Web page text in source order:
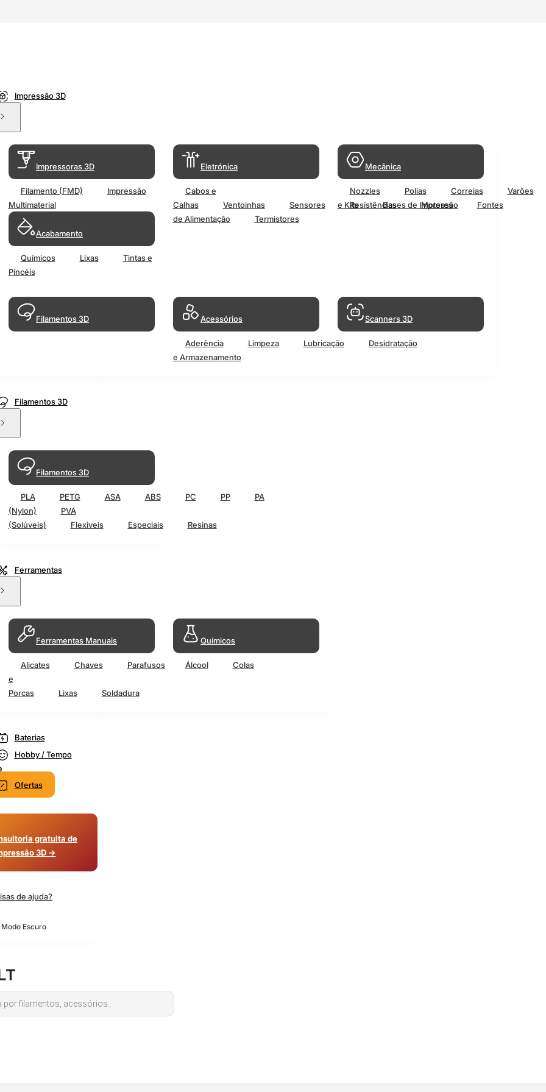
Impressão 3D
Impressoras 3D
Filamento (FMD)
Impressão
Multimaterial
Acabamento
Químicos Lixas
Tintas e
Pincéis
Eletrónica
Cabos e
Calhas
Ventoinhas Sensores Resistências Motores
Fontes
de Alimentação
Termistores
Mecânica
Nozzles Polias Correias
Varões
e Kits
Bases de Impressão
Filamentos 3D Acessórios
Aderência Limpeza Lubricação
Desidratação
e Armazenamento
Scanners 3D
Filamentos 3D
Filamentos 3D
PLA PETG ASA ABS PC PP
PA
(Nylon)
PVA
(Solúveis)
Flexiveis Especiais Resinas
Ferramentas
Ferramentas Manuais
Alicates Chaves
Parafusos
e
Porcas
Lixas Soldadura
Químicos
Álcool Colas
Baterias
Hobby / Tempo
Ofertas
gratuita de
3D →
de ajuda?
Escuro